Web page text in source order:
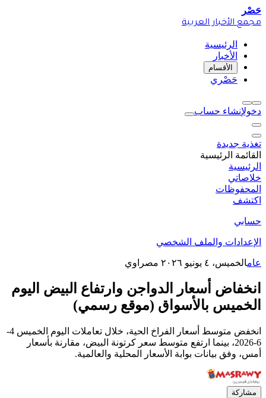
حَصْر
مجمع الأخبار العربية
الرئيسية
الأخبار
الأقسام
حَصْري
دخولإنشاء حساب
تغذية جديدة
القائمة الرئيسية
الرئيسية
خلاصاتي
المحفوظات
اكتشف
حسابي
الإعدادات والملف الشخصي
عامالخميس، ٤ يونيو ٢٠٢٦ مصراوي
انخفاض أسعار الدواجن وارتفاع البيض اليوم
الخميس بالأسواق (موقع رسمي)
انخفض متوسط أسعار الفراخ الحية، خلال تعاملات اليوم الخميس 4-
6-2026، بينما ارتفع متوسط سعر كرتونة البيض، مقارنة بأسعار
أمس، وفق بيانات بوابة الأسعار المحلية والعالمية.
مشاركة